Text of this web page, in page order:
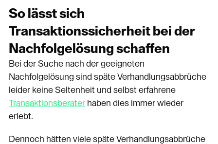
So lässt sich
Transaktionssicherheit bei der
Nachfolgelösung schaffen
Bei der Suche nach der geeigneten
Nachfolgelösung sind späte Verhandlungsabbrüche
leider keine Seltenheit und selbst erfahrene
Transaktionsberater haben dies immer wieder
erlebt.
Dennoch hätten viele späte Verhandlungsabbrüche